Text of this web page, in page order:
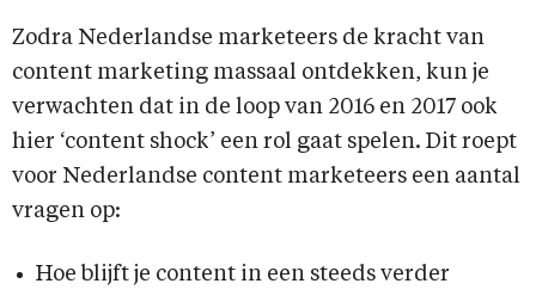
Zodra Nederlandse marketeers de kracht van
content marketing massaal ontdekken, kun je
verwachten dat in de loop van 2016 en 2017 ook
hier ‘content shock’ een rol gaat spelen. Dit roept
voor Nederlandse content marketeers een aantal
vragen op:
Hoe blijft je content in een steeds verder